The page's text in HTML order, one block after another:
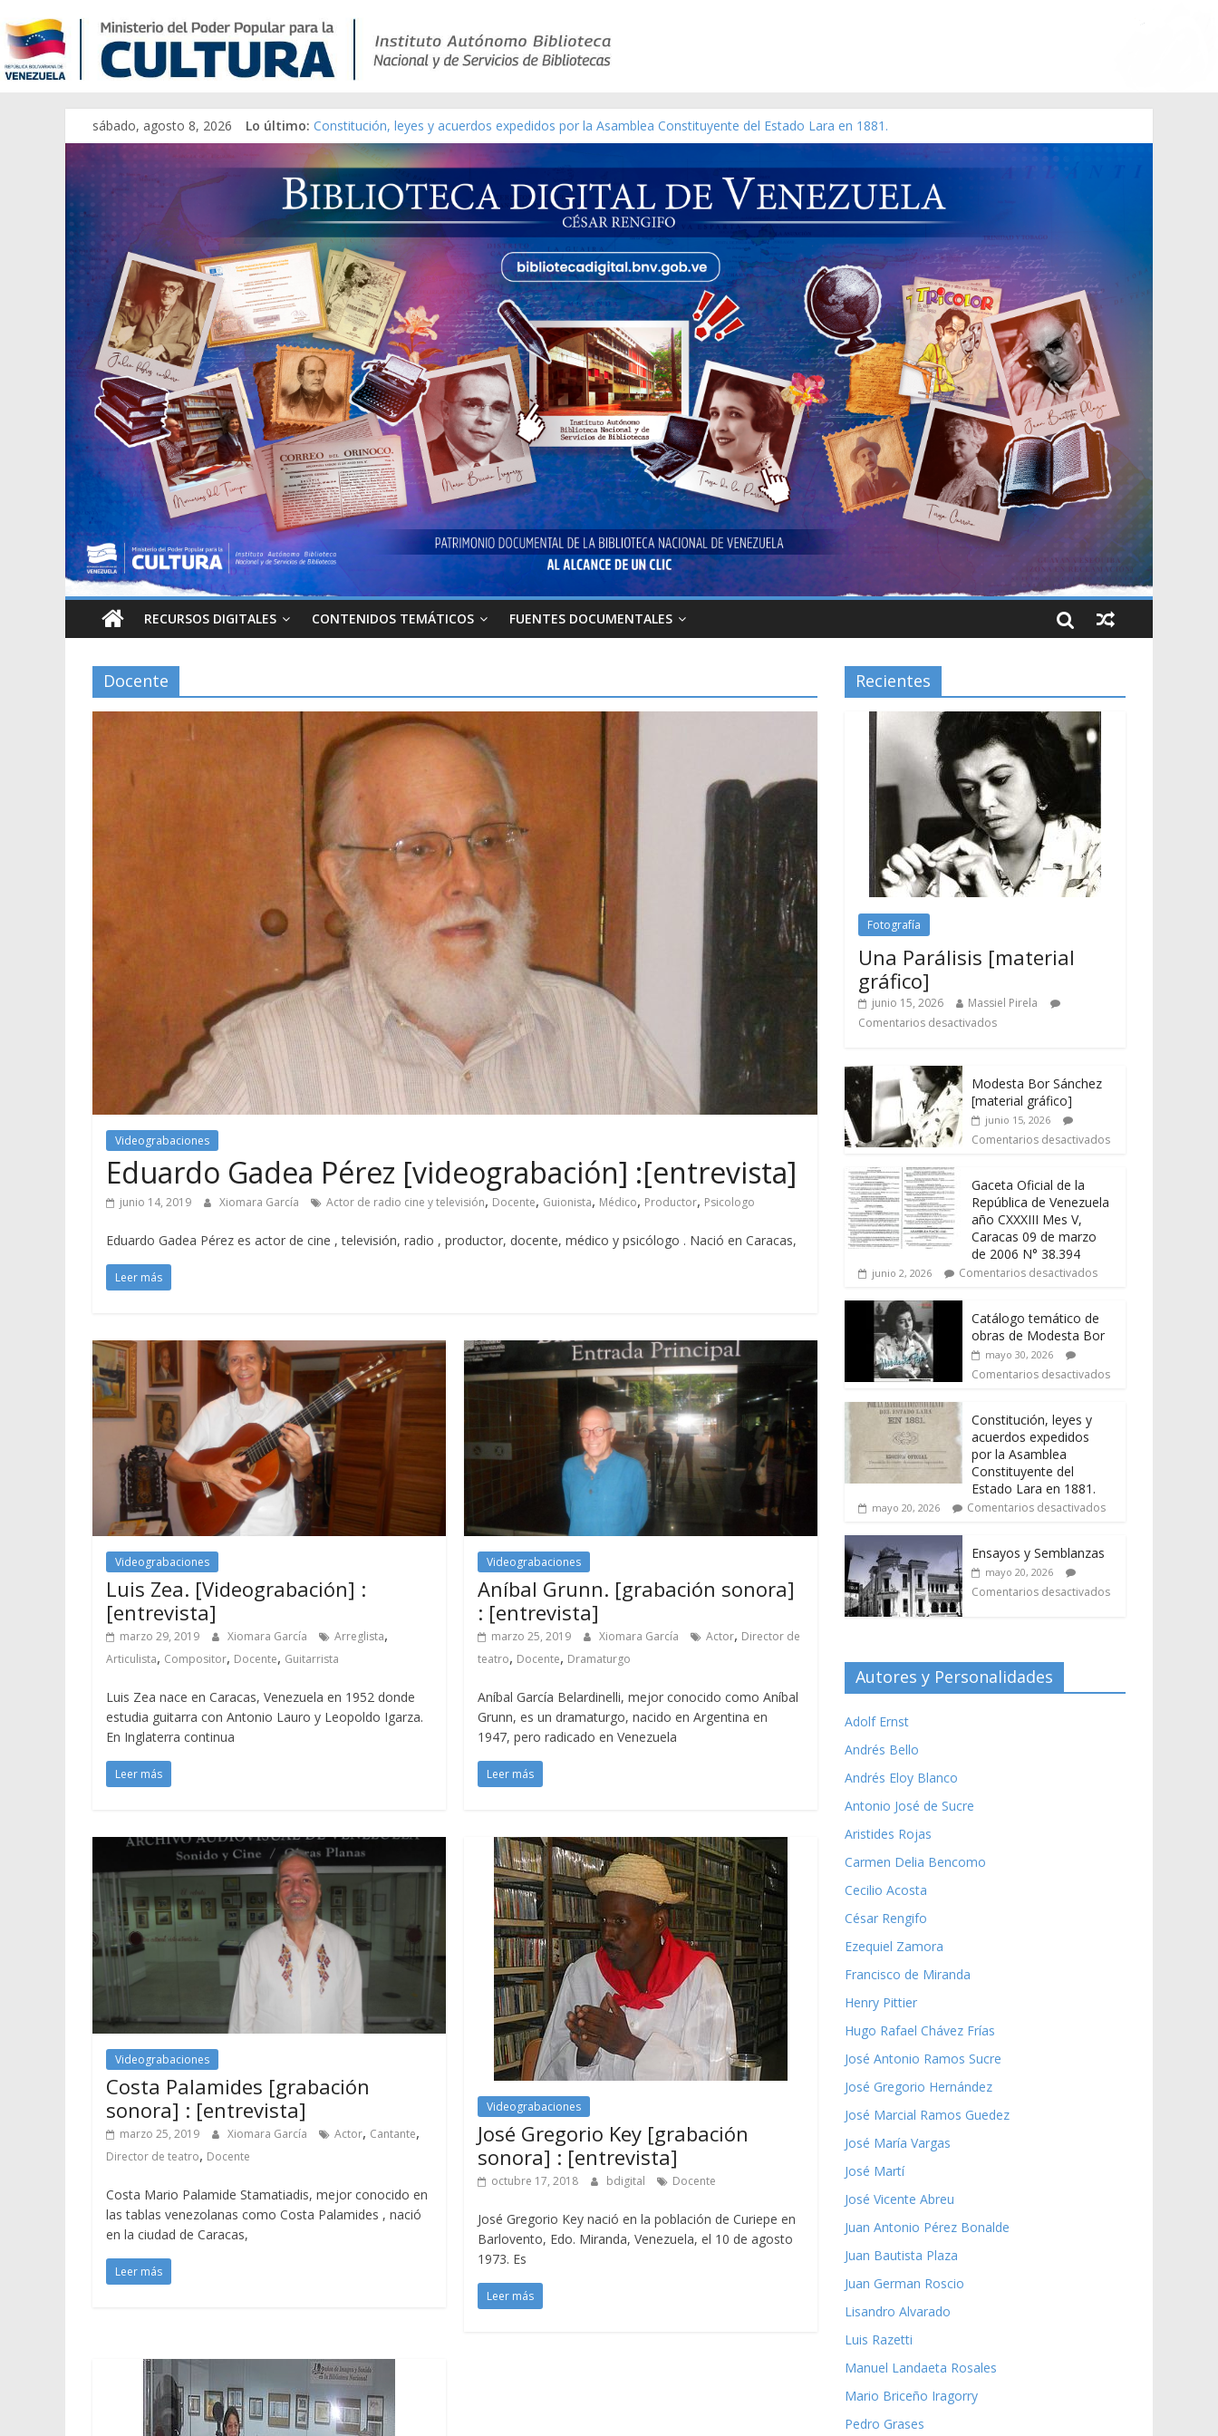
sábado, agosto 8, 2026 Lo último: Constitución, leyes y acuerdos expedidos por la Asamblea Constituyente del Estado Lara en 1881.
Una Parálisis [material gráfico]
Modesta Bor Sánchez [material gráfico]
Gaceta Oficial de la República de Venezuela año CXXXIII Mes V, Caracas 09 de marzo de 2006 N° 38.394
Catálogo temático de obras de Modesta Bor
RECURSOS DIGITALES CONTENIDOS TEMÁTICOS FUENTES DOCUMENTALES
Docente
Videograbaciones
Eduardo Gadea Pérez [videograbación] :[entrevista]
junio 14, 2019 Xiomara García Actor de radio cine y televisión, Docente, Guionista, Médico, Productor, Psicologo
Eduardo Gadea Pérez es actor de cine , televisión, radio , productor, docente, médico y psicólogo . Nació en Caracas,
Leer más
Videograbaciones
Luis Zea. [Videograbación] :
[entrevista]
marzo 29, 2019 Xiomara García Arreglista,
Articulista, Compositor, Docente, Guitarrista
Luis Zea nace en Caracas, Venezuela en 1952 donde
estudia guitarra con Antonio Lauro y Leopoldo Igarza.
En Inglaterra continua
Leer más
Videograbaciones
Aníbal Grunn. [grabación sonora]
: [entrevista]
marzo 25, 2019 Xiomara García Actor, Director de
teatro, Docente, Dramaturgo
Aníbal García Belardinelli, mejor conocido como Aníbal
Grunn, es un dramaturgo, nacido en Argentina en
1947, pero radicado en Venezuela
Leer más
Videograbaciones
Costa Palamides [grabación
sonora] : [entrevista]
marzo 25, 2019 Xiomara García Actor, Cantante,
Director de teatro, Docente
Costa Mario Palamide Stamatiadis, mejor conocido en
las tablas venezolanas como Costa Palamides , nació
en la ciudad de Caracas,
Leer más
Videograbaciones
José Gregorio Key [grabación
sonora] : [entrevista]
octubre 17, 2018 bdigital Docente
José Gregorio Key nació en la población de Curiepe en
Barlovento, Edo. Miranda, Venezuela, el 10 de agosto
1973. Es
Leer más
Recientes
Fotografía
Una Parálisis [material
gráfico]
junio 15, 2026
Massiel Pirela
Comentarios desactivados
Modesta Bor Sánchez
[material gráfico]
junio 15, 2026
Comentarios desactivados
Gaceta Oficial de la
República de Venezuela
año CXXXIII Mes V,
Caracas 09 de marzo
de 2006 N° 38.394
junio 2, 2026 Comentarios desactivados
Catálogo temático de
obras de Modesta Bor
mayo 30, 2026
Comentarios desactivados
Constitución, leyes y
acuerdos expedidos
por la Asamblea
Constituyente del
Estado Lara en 1881.
mayo 20, 2026 Comentarios desactivados
Ensayos y Semblanzas
mayo 20, 2026
Comentarios desactivados
Autores y Personalidades
Adolf Ernst
Andrés Bello
Andrés Eloy Blanco
Antonio José de Sucre
Aristides Rojas
Carmen Delia Bencomo
Cecilio Acosta
César Rengifo
Ezequiel Zamora
Francisco de Miranda
Henry Pittier
Hugo Rafael Chávez Frías
José Antonio Ramos Sucre
José Gregorio Hernández
José Marcial Ramos Guedez
José María Vargas
José Martí
José Vicente Abreu
Juan Antonio Pérez Bonalde
Juan Bautista Plaza
Juan German Roscio
Lisandro Alvarado
Luis Razetti
Manuel Landaeta Rosales
Mario Briceño Iragorry
Pedro Grases